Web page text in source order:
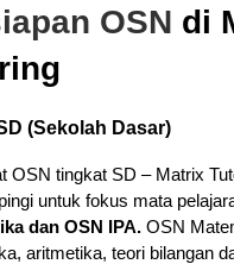
OSN di
(Sekolah Dasar)
OSN tingkat SD – Matrix
untuk fokus mata
dan OSN IPA. OSN
aritmetika, teori bilangan